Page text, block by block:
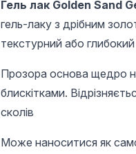
Гель лак Golden Sand
гель-лаку з дрібним
текстурний або
Прозора основа щедро
блискітками.
сколів
Може наноситися як